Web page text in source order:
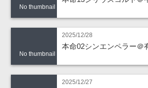
No thumbnail
No thumbnail
2025/12/28
本命02シンエンペラー＠
2025/12/27